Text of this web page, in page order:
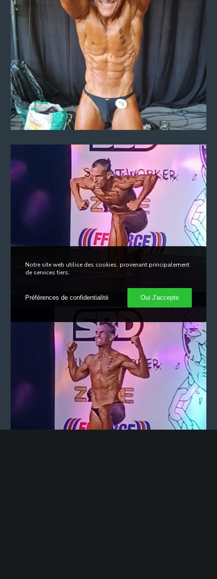
Notre site web utilise des cookies, provenant principalement
de services tiers.
Préférences de confidentialité Oui J'accepte